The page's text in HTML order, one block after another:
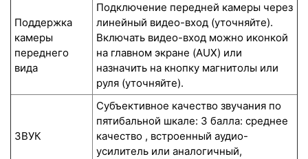
Поддержка
камеры
переднего
вида
Подключение передней камеры через
линейный видео-вход (уточняйте).
Включать видео-вход можно иконкой
на главном экране (AUX) или
назначить на кнопку магнитолы или
руля (уточняйте).
ЗВУК
Субъективное качество звучания по
пятибальной шкале: 3 балла: среднее
качество , встроенный аудио-
усилитель или аналогичный,